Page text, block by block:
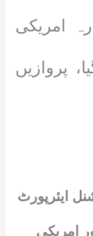
امریکی
پروازیں
ایئرپورٹ
امریکی